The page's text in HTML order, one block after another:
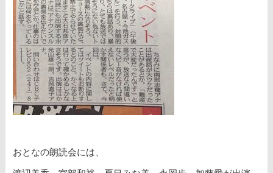
おとなの朗読会には、